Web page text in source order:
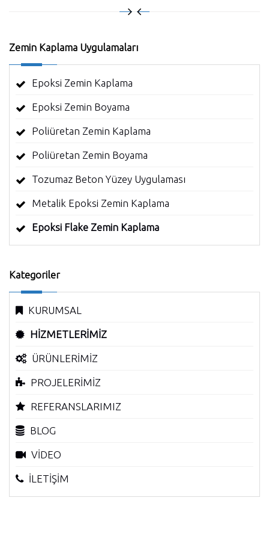
Zemin Kaplama Uygulamaları
Epoksi Zemin Kaplama
Epoksi Zemin Boyama
Poliüretan Zemin Kaplama
Poliüretan Zemin Boyama
Tozumaz Beton Yüzey Uygulaması
Metalik Epoksi Zemin Kaplama
Epoksi Flake Zemin Kaplama
Kategoriler
KURUMSAL
HİZMETLERİMİZ
ÜRÜNLERİMİZ
PROJELERİMİZ
REFERANSLARIMIZ
BLOG
VİDEO
İLETİŞİM